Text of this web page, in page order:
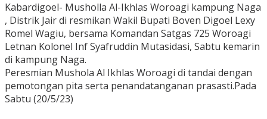
Kabardigoel- Musholla Al-Ikhlas Woroagi kampung Naga
, Distrik Jair di resmikan Wakil Bupati Boven Digoel Lexy
Romel Wagiu, bersama Komandan Satgas 725 Woroagi
Letnan Kolonel Inf Syafruddin Mutasidasi, Sabtu kemarin
di kampung Naga.
Peresmian Mushola Al Ikhlas Woroagi di tandai dengan
pemotongan pita serta penandatanganan prasasti.Pada
Sabtu (20/5/23)